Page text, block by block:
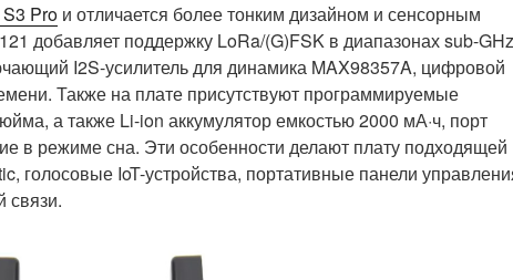
Pro и отличается более тонким дизайном и сенсорным
добавляет поддержку LoRa/(G)FSK в диапазонах sub-GHz
I2S-усилитель для динамика MAX98357A, цифровой
Также на плате присутствуют программируемые
а также Li-ion аккумулятор емкостью 2000 мА·ч, порт
в режиме сна. Эти особенности делают плату подходящей
голосовые IoT-устройства, портативные панели
связи.